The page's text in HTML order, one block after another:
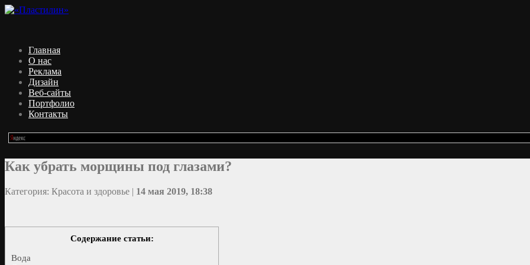
Главная
О нас
Реклама
Дизайн
Веб-сайты
Портфолио
Контакты
Как убрать морщины под глазами?
Категория: Красота и здоровье | 14 мая 2019, 18:38
Содержание статьи:
Вода